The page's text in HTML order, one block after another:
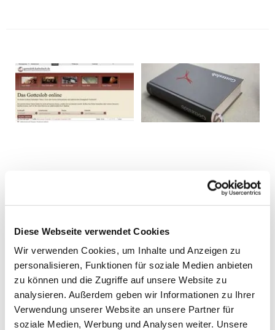
Diese Webseite verwendet Cookies
Wir verwenden Cookies, um Inhalte und Anzeigen zu
personalisieren, Funktionen für soziale Medien anbieten
zu können und die Zugriffe auf unsere Website zu
analysieren. Außerdem geben wir Informationen zu Ihrer
Verwendung unserer Website an unsere Partner für
soziale Medien, Werbung und Analysen weiter. Unsere